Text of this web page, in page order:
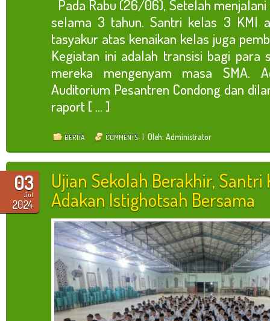
Pada Rabu (26/06), Setelah
selama 3 tahun. Santri kelas 3 KMI
tasyakur atas kenaikan kelas juga
Kegiatan ini adalah transisi bagi para
mereka mengenyam masa SMA.
Auditorium Pesantren Condong dan
raport [ ... ]
BERITA COMMENTS | Oleh: Administrator
03
Jul
2024
Ujian Sekolah Berakhir, Santri
Adakan Istighotsah Bersama